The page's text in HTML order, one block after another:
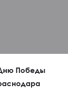
Победы